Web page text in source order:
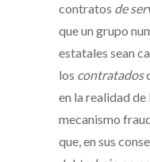
contratos de
que un grupo
estatales sean
los contratados
en la realidad de
mecanismo
que, en sus